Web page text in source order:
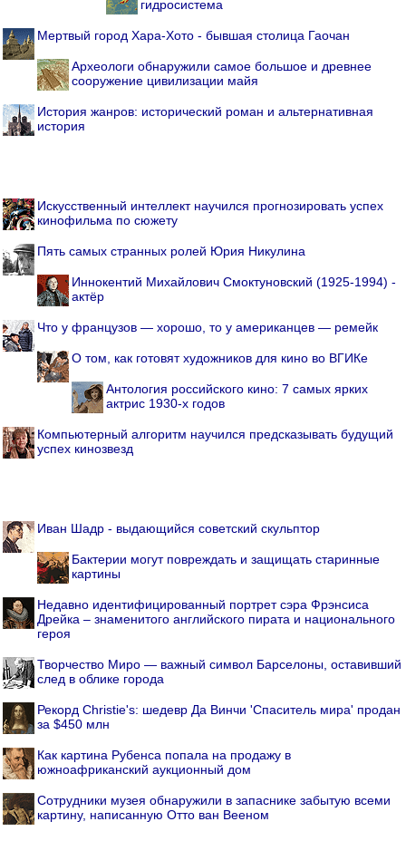
гидросистема
Мертвый город Хара-Хото - бывшая столица Гаочан
Археологи обнаружили самое большое и древнее
сооружение цивилизации майя
История жанров: исторический роман и альтернативная
история
Искусственный интеллект научился прогнозировать успех
кинофильма по сюжету
Пять самых странных ролей Юрия Никулина
Иннокентий Михайлович Смоктуновский (1925-1994) -
актёр
Что у французов — хорошо, то у американцев — ремейк
О том, как готовят художников для кино во ВГИКе
Антология российского кино: 7 самых ярких
актрис 1930-х годов
Компьютерный алгоритм научился предсказывать будущий
успех кинозвезд
Иван Шадр - выдающийся советский скульптор
Бактерии могут повреждать и защищать старинные
картины
Недавно идентифицированный портрет сэра Фрэнсиса
Дрейка – знаменитого английского пирата и национального
героя
Творчество Миро — важный символ Барселоны, оставивший
след в облике города
Рекорд Christie's: шедевр Да Винчи 'Спаситель мира' продан
за $450 млн
Как картина Рубенса попала на продажу в
южноафриканский аукционный дом
Cотрудники музея обнаружили в запаснике забытую всеми
картину, написанную Отто ван Вееном